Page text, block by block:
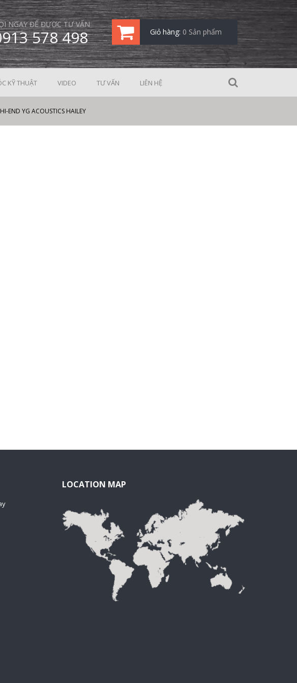
NGAY ĐỂ ĐƯỢC TƯ VẤN
578 498 Giỏ hàng: 0 Sản phẩm
KỸ THUẬT VIDEO TƯ VẤN LIÊN HỆ
END YG ACOUSTICS HAILEY
LOCATION MAP